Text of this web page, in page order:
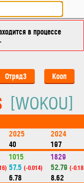
в процессе
Отряд3 Кооп
[WOKOU]
2025 2024
40 197
1015 1829
57.5 (-0.014) 52.79 (-
6.78 8.62